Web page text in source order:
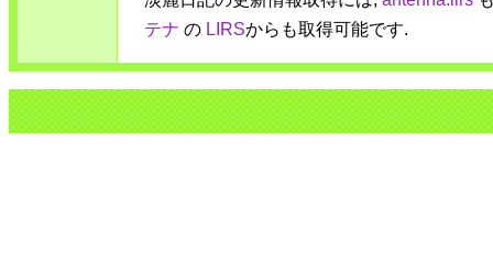
テナ の LIRSからも取得可能です.